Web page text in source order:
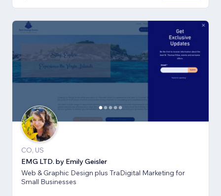
CO, US
EMG LTD. by Emily Geisler
Web & Graphic Design plus TraDigital Marketing for
Small Businesses